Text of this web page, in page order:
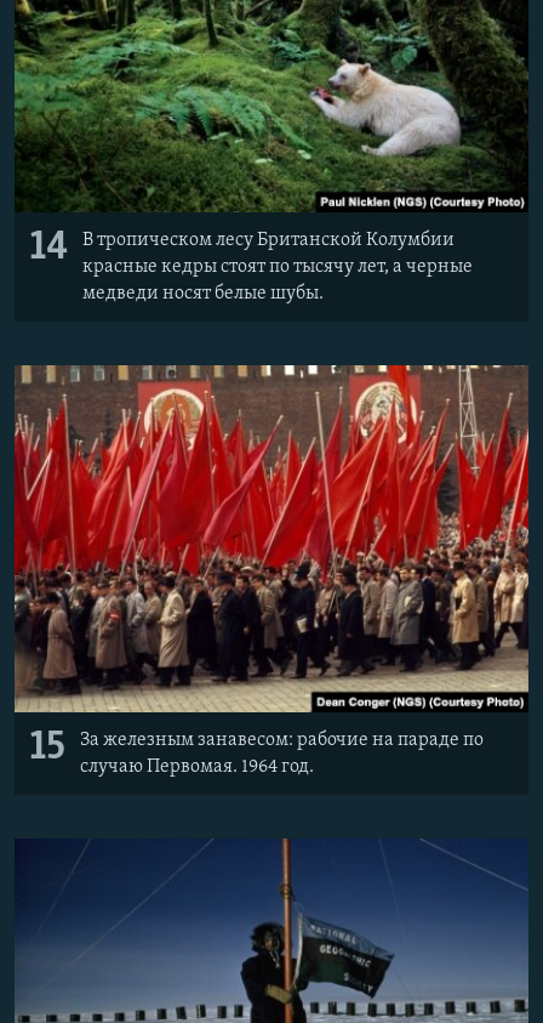
14
В тропическом лесу Британской Колумбии
красные кедры стоят по тысячу лет, а черные
медведи носят белые шубы.
15
За железным занавесом: рабочие на параде по
случаю Первомая. 1964 год.